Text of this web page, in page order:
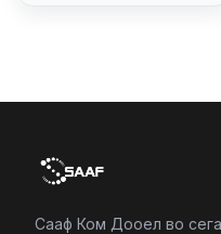
Сааф Ком Дооел во